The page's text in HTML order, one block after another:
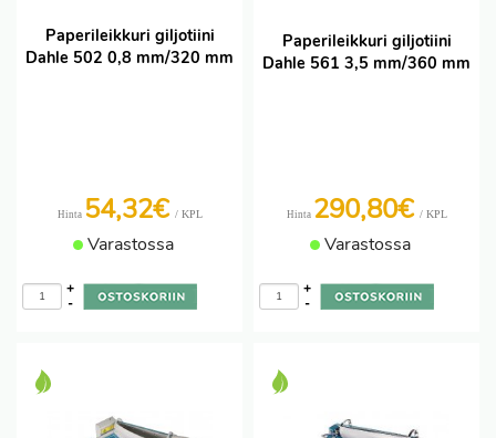
Paperileikkuri giljotiini
Dahle 502 0,8 mm/320 mm
Hinta 54,32€ / KPL
Varastossa
-
+
Paperileikkuri giljotiini
Dahle 561 3,5 mm/360 mm
Hinta 290,80€ / KPL
Varastossa
-
+